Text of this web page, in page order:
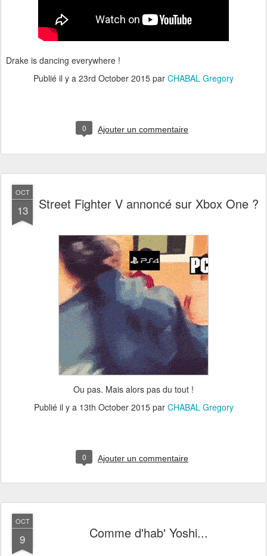
Drake is dancing everywhere !
Publié il y a 23rd October 2015 par CHABAL Gregory
0 Ajouter un commentaire
OCT
13 Street Fighter V annoncé sur Xbox One ?
Ou pas. Mais alors pas du tout !
Publié il y a 13th October 2015par CHABAL Gregory
0 Ajouter un commentaire
OCT
9 Comme d'hab' Yoshi...